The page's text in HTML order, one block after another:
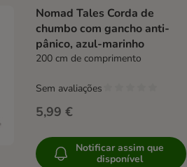
Nomad Tales Corda de
chumbo com gancho anti-
pânico, azul-marinho
200 cm de comprimento
5,99 €
Sem avaliações
Notificar assim que
disponível